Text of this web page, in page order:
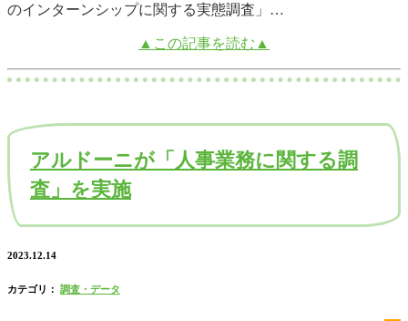
のインターンシップに関する実態調査」…
▲この記事を読む▲
アルドーニが「人事業務に関する調
査」を実施
2023.12.14
カテゴリ： 調査・データ